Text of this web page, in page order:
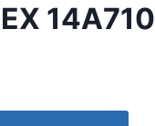
14A710